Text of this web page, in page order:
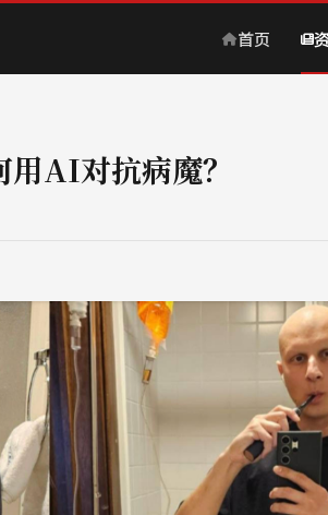
首页
AI对抗病魔？